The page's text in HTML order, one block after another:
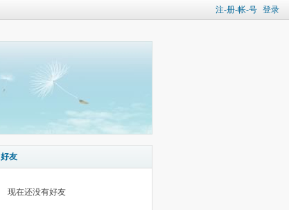
注-册-帐-号 登录
好友
现在还没有好友